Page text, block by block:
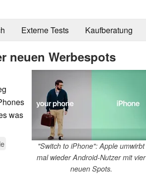
Externe Tests Kaufberatung
neuen Werbespots
"Switch to iPhone": Apple umwirbt
mal wieder Android-Nutzer mit vier
neuen Spots.
was